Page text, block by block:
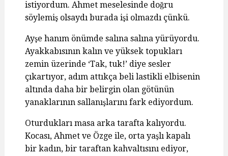
istiyordum. Ahmet meselesinde doğru
söylemiş olsaydı burada işi olmazdı çünkü.
Ayşe hanım önümde salına salına yürüyordu.
Ayakkabısının kalın ve yüksek topukları
zemin üzerinde ‘Tak, tuk!’ diye sesler
çıkartıyor, adım attıkça beli lastikli elbisenin
altında daha bir belirgin olan götünün
yanaklarının sallanışlarını fark ediyordum.
Oturdukları masa arka tarafta kalıyordu.
Kocası, Ahmet ve Özge ile, orta yaşlı kapalı
bir kadın, bir taraftan kahvaltısını ediyor,